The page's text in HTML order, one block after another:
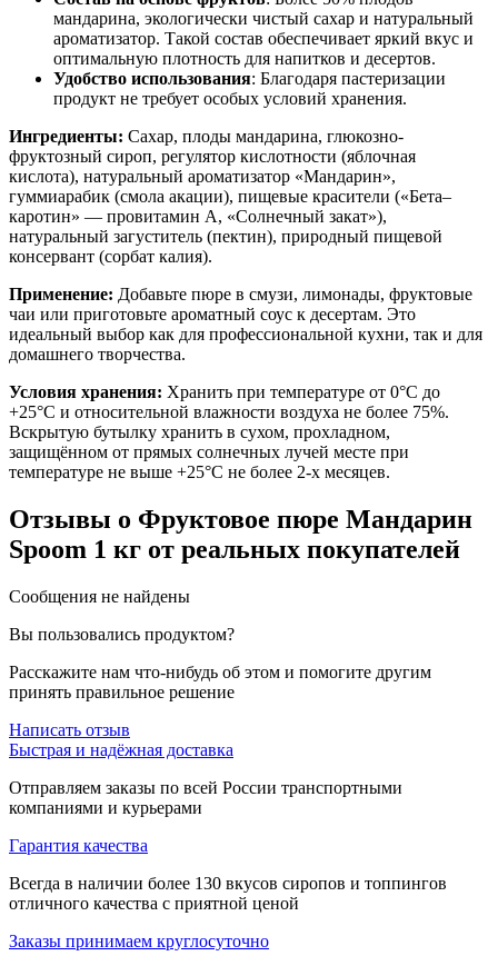
мандарина, экологически чистый сахар и натуральный
ароматизатор. Такой состав обеспечивает яркий вкус и
оптимальную плотность для напитков и десертов.
Удобство использования: Благодаря пастеризации
продукт не требует особых условий хранения.
Ингредиенты: Сахар, плоды мандарина, глюкозно-
фруктозный сироп, регулятор кислотности (яблочная
кислота), натуральный ароматизатор «Мандарин»,
гуммиарабик (смола акации), пищевые красители («Бета–
каротин» — провитамин А, «Солнечный закат»),
натуральный загуститель (пектин), природный пищевой
консервант (сорбат калия).
Применение: Добавьте пюре в смузи, лимонады, фруктовые
чаи или приготовьте ароматный соус к десертам. Это
идеальный выбор как для профессиональной кухни, так и для
домашнего творчества.
Условия хранения: Хранить при температуре от 0°С до
+25°С и относительной влажности воздуха не более 75%.
Вскрытую бутылку хранить в сухом, прохладном,
защищённом от прямых солнечных лучей месте при
температуре не выше +25°С не более 2-х месяцев.
Отзывы о Фруктовое пюре Мандарин
Spoom 1 кг от реальных покупателей
Сообщения не найдены
Вы пользовались продуктом?
Расскажите нам что-нибудь об этом и помогите другим
принять правильное решение
Написать отзыв
Быстрая и надёжная доставка
Отправляем заказы по всей России транспортными
компаниями и курьерами
Гарантия качества
Всегда в наличии более 130 вкусов сиропов и топпингов
отличного качества с приятной ценой
Заказы принимаем круглосуточно